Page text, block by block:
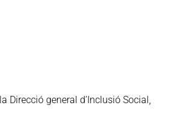
Direcció general d’Inclusió Social,